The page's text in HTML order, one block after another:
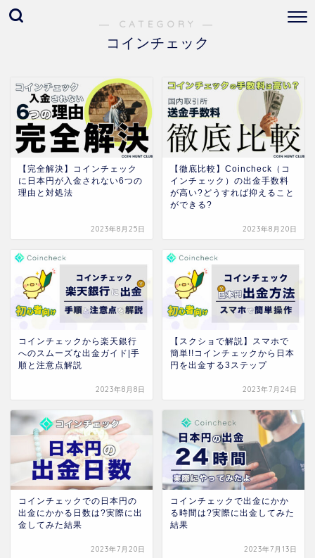
― CATEGORY ―
コインチェック
【完全解決】コインチェック
に日本円が入金されない6つの
理由と対処法
2023年8月25日
【徹底比較】Coincheck（コ
インチェック）の出金手数料
が高い?どうすれば抑えること
ができる?
2023年8月20日
コインチェックから楽天銀行
へのスムーズな出金ガイド|手
順と注意点解説
2023年8月8日
【スクショで解説】スマホで
簡単!!コインチェックから日本
円を出金する3ステップ
2023年7月24日
コインチェックでの日本円の
出金にかかる日数は?実際に出
金してみた結果
2023年7月20日
コインチェックで出金にかか
る時間は?実際に出金してみた
結果
2023年7月13日